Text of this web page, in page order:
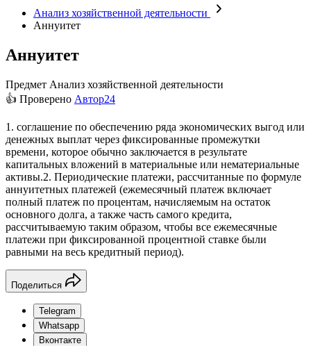
Анализ хозяйственной деятельности
Аннуитет
Аннуитет
Предмет Анализ хозяйственной деятельности
👍 Проверено Автор24
1. соглашение по обеспечению ряда экономических выгод или
денежных выплат через фиксированные промежутки
времени, которое обычно заключается в результате
капитальных вложений в материальные или нематериальные
активы.2. Периодические платежи, рассчитанные по формуле
аннуитетных платежей (ежемесячный платеж включает
полный платеж по процентам, начисляемым на остаток
основного долга, а также часть самого кредита,
рассчитываемую таким образом, чтобы все ежемесячные
платежи при фиксированной процентной ставке были
равными на весь кредитный период).
Поделиться
Telegram
Whatsapp
Вконтакте